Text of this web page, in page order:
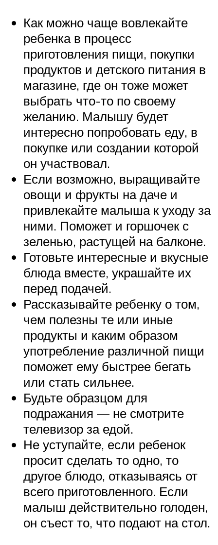
Как можно чаще вовлекайте
ребенка в процесс
приготовления пищи, покупки
продуктов и детского питания в
магазине, где он тоже может
выбрать что-то по своему
желанию. Малышу будет
интересно попробовать еду, в
покупке или создании которой
он участвовал.
Если возможно, выращивайте
овощи и фрукты на даче и
привлекайте малыша к уходу за
ними. Поможет и горшочек с
зеленью, растущей на балконе.
Готовьте интересные и вкусные
блюда вместе, украшайте их
перед подачей.
Рассказывайте ребенку о том,
чем полезны те или иные
продукты и каким образом
употребление различной пищи
поможет ему быстрее бегать
или стать сильнее.
Будьте образцом для
подражания — не смотрите
телевизор за едой.
Не уступайте, если ребенок
просит сделать то одно, то
другое блюдо, отказываясь от
всего приготовленного. Если
малыш действительно голоден,
он съест то, что подают на стол.